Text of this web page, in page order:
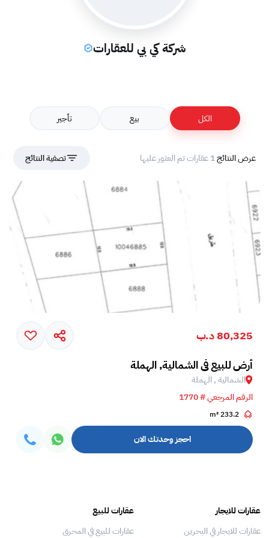
شركة كي بي للعقارات
الكل بيع تأجير
عرض النتائج1 عقارات تم العثور عليها تصفية النتائج
80,325 د.ب
أرض للبيع في الشمالية, الهملة
الشمالية , الهملة
الرقم المرجعي # 1770
233.2 m²
احجز وحدتك الان
عقارات للايجار
عقارات للايجار في البحرين
عقارات للبيع
عقارات للبيع في المحرق